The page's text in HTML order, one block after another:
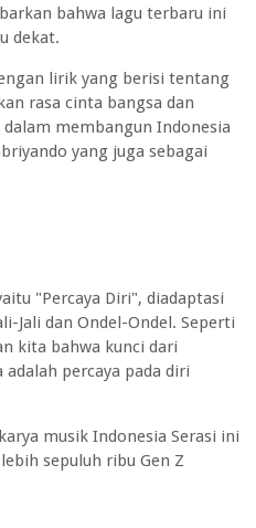
bahwa lagu terbaru ini
dekat.
lirik yang berisi tentang
rasa cinta bangsa dan
membangun Indonesia
yang juga sebagai
"Percaya Diri", diadaptasi
Jali dan Ondel-Ondel. Seperti
kita bahwa kunci dari
percaya pada diri
musik Indonesia Serasi ini
sepuluh ribu Gen Z